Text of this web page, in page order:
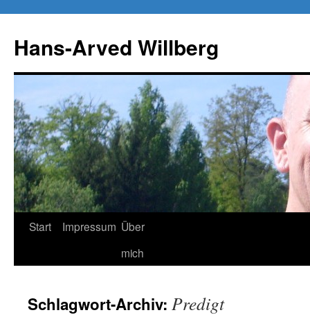
springen
Hans-Arved Willberg
Start Impressum Über
mich
Schlagwort-Archiv: Predigt